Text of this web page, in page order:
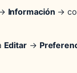
Información →
Editar →